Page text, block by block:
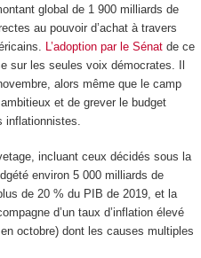
global de 1 900 milliards de
au pouvoir d’achat à travers
L’adoption par le Sénatde ce
sur les seules voix démocrates. Il
alors même que le camp
et de grever le budget
incluant ceux décidés sous la
environ 5 000 milliards de
de 20 % du PIB de 2019, et la
d’un taux d’inflation élevé
octobre) dont les causes multiples